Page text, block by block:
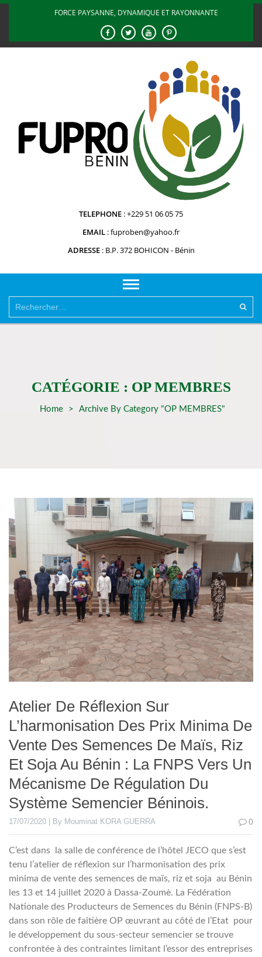
Skip
FORCE PAYSANNE, DYNAMIQUE ET RAYONNANTE
TELEPHONE +229 51 06 05 75
EMAIL fuproben@yahoo.fr
ADRESSE B.P. 372 BOHICON - Bénin
CATÉGORIE : OP MEMBRES
Home > Archive By Category "OP MEMBRES"
Atelier De Réflexion Sur
L’harmonisation Des Prix Minima De
Vente Des Semences De Maïs, Riz
Et Soja Au Bénin : La FNPS Vers Un
Mécanisme De Régulation Du
Système Semencier Béninois.
17/07/2020 | By Mouminat KORA GUERRA 0
C’est dans la salle de conférence de l’hôtel JECO que s’est
tenu l’atelier de réflexion sur l’harmonisation des prix
minima de vente des semences de maïs, riz et soja au Bénin
les 13 et 14 juillet 2020 à Dassa-Zoumè. La Fédération
Nationale des Producteurs de Semences du Bénin (FNPS-B)
dans son rôle de faîtière OP œuvrant au côté de l’Etat pour
le développement du sous-secteur semencier se trouve
confrontée à des contraintes limitant l’essor des entreprises